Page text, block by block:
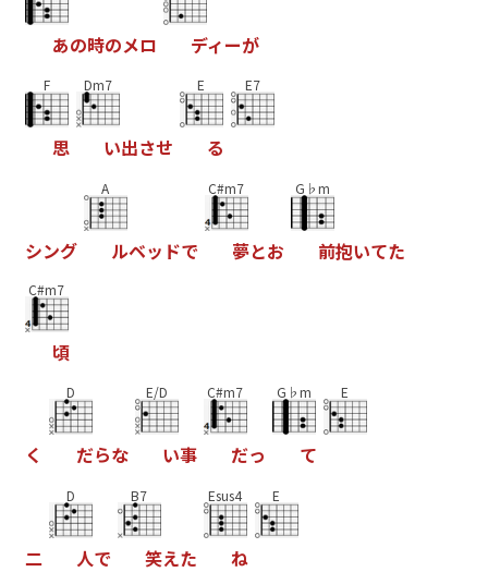
あの時のメロ ディーが
F
思
Dm7
い出させ
E
る
E7
シング
A
ルベッ ドで
C#m7
夢とお
G♭m
前抱いてた
C#m7
頃
く
D
だらな
E/D
い事
C#m7
だっ
G♭m
て
E
二
D
人で
B7
笑えた
Esus4
ね
E